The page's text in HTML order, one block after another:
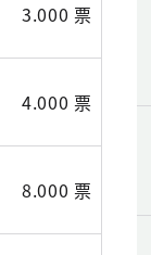
3.000 票
4.000 票
8.000 票